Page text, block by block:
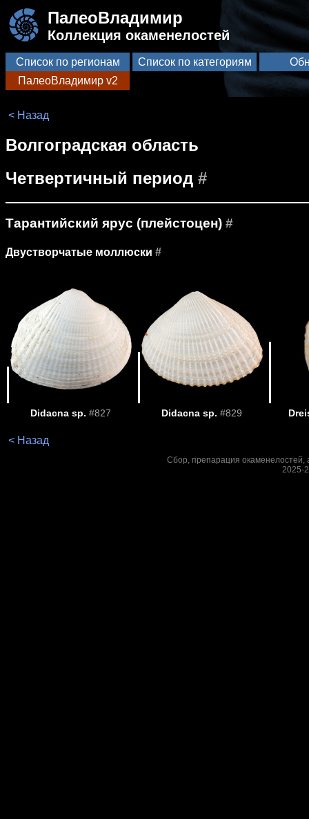
ПалеоВладимир
Коллекция окаменелостей
Список по регионам Список по категориям
ПалеоВладимир v2
< Назад
Волгоградская область
Четвертичный период #
Тарантийский ярус (плейстоцен) #
Двустворчатые моллюски #
Didacna sp. #827 Didacna sp. #829
< Назад
Сбор, препарация окаменелостей,
2025-